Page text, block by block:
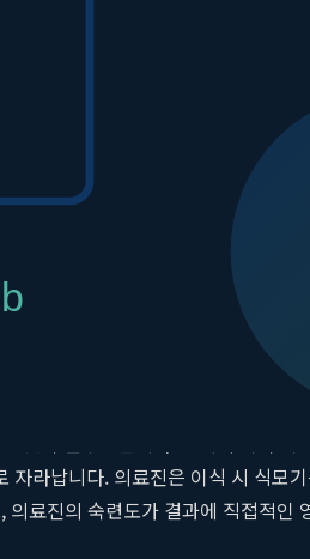
이 없는 부위에 과도한 밀도로 이식
서 주변 모발의 밀도, 두피의 탄력
교한 밀도 배치가 요구됩니다. 모
라납니다. 의료진은 이식 시 식모
료진의 숙련도가 결과에 직접적인